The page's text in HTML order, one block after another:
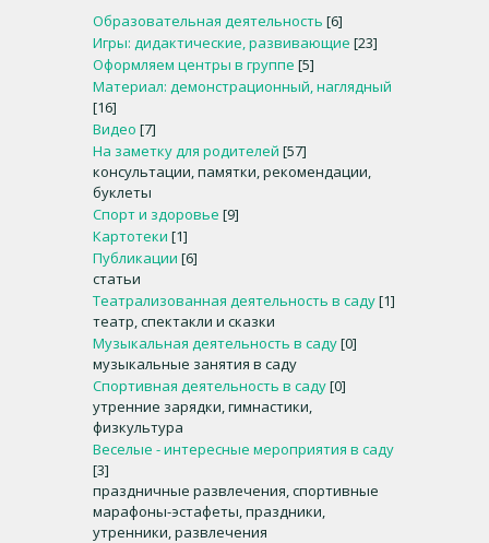
Образовательная деятельность [6]
Игры: дидактические, развивающие [23]
Оформляем центры в группе [5]
Материал: демонстрационный, наглядный
[16]
Видео [7]
На заметку для родителей [57]
консультации, памятки, рекомендации,
буклеты
Спорт и здоровье [9]
Картотеки [1]
Публикации [6]
статьи
Театрализованная деятельность в саду[1]
театр, спектакли и сказки
Музыкальная деятельность в саду[0]
музыкальные занятия в саду
Спортивная деятельность в саду[0]
утренние зарядки, гимнастики,
физкультура
Веселые - интересные мероприятия в саду
[3]
праздничные развлечения, спортивные
марафоны-эстафеты, праздники,
утренники, развлечения